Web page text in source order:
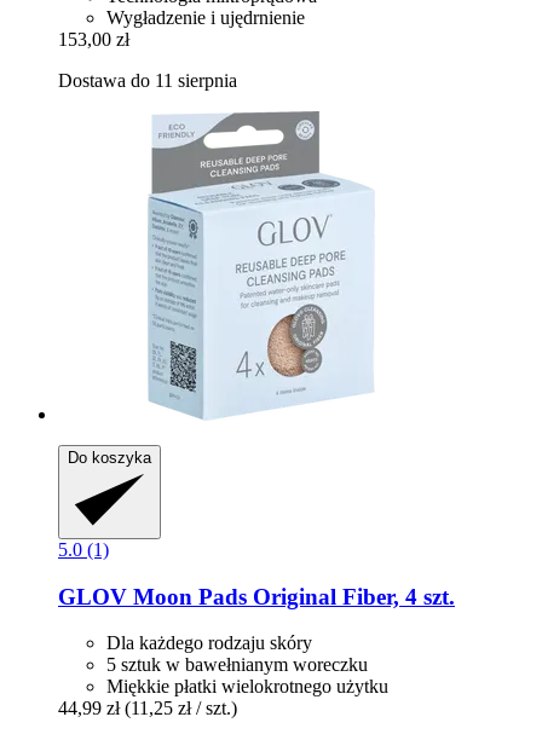
Wygładzenie i ujędrnienie
153,00 zł
Dostawa do 11 sierpnia
Do koszyka
5.0 (1)
GLOV Moon Pads Original Fiber, 4 szt.
Dla każdego rodzaju skóry
5 sztuk w bawełnianym woreczku
Miękkie płatki wielokrotnego użytku
44,99 zł (11,25 zł / szt.)